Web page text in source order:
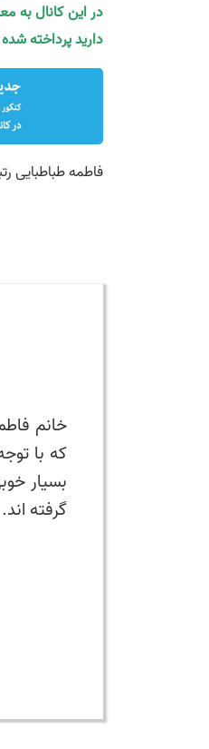
در این کانال به
دارید پرداخته
فاطمه طباطبایی رتبه 136 کنکور ارشد کامپیوتر 99 از تجربیات خود برای شما
بسیار
گرفته